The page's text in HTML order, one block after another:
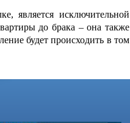
является исключительной
до брака – она также
будет происходить в том